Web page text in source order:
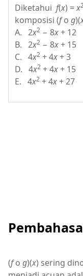
Diketahui f(x) =x
komposisi (fo g)(
A. 2x2 − 8x+ 12
B. 2x2 − 8x+ 15
C. 4x2 + 4x+ 3
D. 4x2 + 4x+ 15
E. 4x2 + 4x+ 27
(fo g)(x) sering